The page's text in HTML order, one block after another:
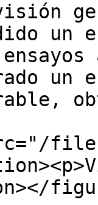
un
un